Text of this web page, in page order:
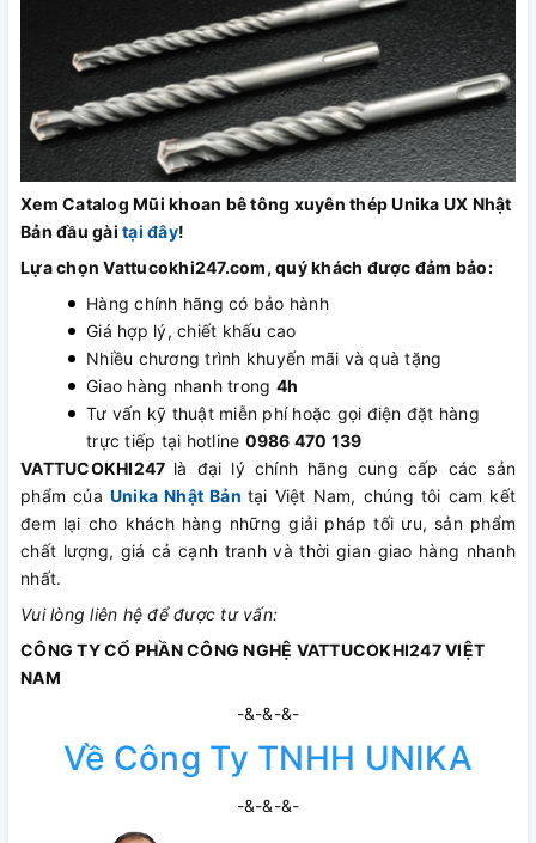
Xem Catalog Mũi khoan bê tông xuyên thép Unika UX Nhật
Bản đầu gài tại đây!
Lựa chọn Vattucokhi247.com, quý khách được đảm bảo:
Hàng chính hãng có bảo hành
Giá hợp lý, chiết khấu cao
Nhiều chương trình khuyến mãi và quà tặng
Giao hàng nhanh trong 4h
Tư vấn kỹ thuật miễn phí hoặc gọi điện đặt hàng
trực tiếp tại hotline 0986 470 139
VATTUCOKHI247 là đại lý chính hãng cung cấp các sản
phẩm của Unika Nhật Bản tại Việt Nam, chúng tôi cam kết
đem lại cho khách hàng những giải pháp tối ưu, sản phẩm
chất lượng, giá cả cạnh tranh và thời gian giao hàng nhanh
nhất.
Vui lòng liên hệ để được tư vấn:
CÔNG TY CỔ PHẦN CÔNG NGHỆ VATTUCOKHI247 VIỆT
NAM
-&-&-&-
Về Công Ty TNHH UNIKA
-&-&-&-